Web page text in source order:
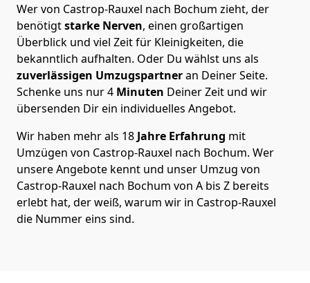
Wer von Castrop-Rauxel nach Bochum zieht, der
benötigtstarke Nerven, einen großartigen
Überblick und viel Zeit für Kleinigkeiten, die
bekanntlich aufhalten. Oder Du wählst uns als
zuverlässigen Umzugspartneran Deiner Seite.
Schenke uns nur4 Minuten Deiner Zeit und wir
übersenden Dir ein individuelles Angebot.
Wir haben mehr als 18 Jahre Erfahrung mit
Umzügen von Castrop-Rauxel nach Bochum. Wer
unsere Angebote kennt und unser Umzug von
Castrop-Rauxel nach Bochum von A bis Z bereits
erlebt hat, der weiß, warum wir in Castrop-Rauxel
die Nummer eins sind.